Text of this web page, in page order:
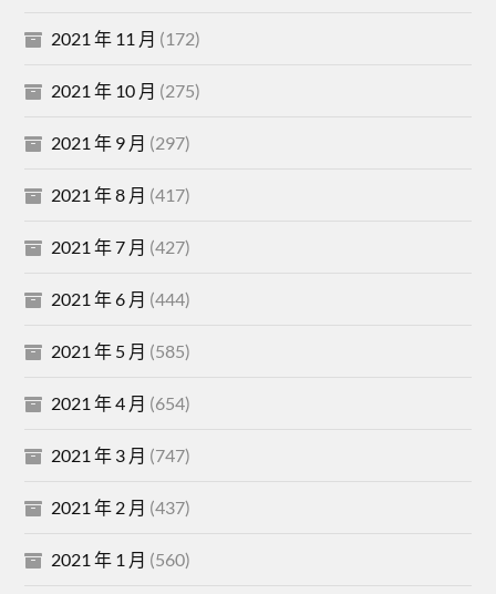
2021 年 11 月 (172)
2021 年 10 月 (275)
2021 年 9 月 (297)
2021 年 8 月 (417)
2021 年 7 月 (427)
2021 年 6 月 (444)
2021 年 5 月 (585)
2021 年 4 月 (654)
2021 年 3 月 (747)
2021 年 2 月 (437)
2021 年 1 月 (560)